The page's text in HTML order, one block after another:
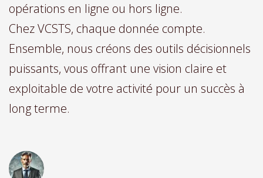
opérations en ligne ou hors ligne.
Chez VCSTS, chaque donnée compte.
Ensemble, nous créons des outils décisionnels
puissants, vous offrant une vision claire et
exploitable de votre activité pour un succès à
long terme.